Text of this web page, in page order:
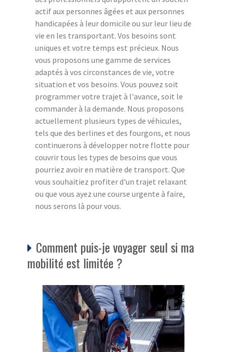
actif aux personnes âgées et aux personnes
handicapées à leur domicile ou sur leur lieu de
vie en les transportant. Vos besoins sont
uniques et votre temps est précieux. Nous
vous proposons une gamme de services
adaptés à vos circonstances de vie, votre
situation et vos besoins. Vous pouvez soit
programmer votre trajet à l'avance, soit le
commander à la demande. Nous proposons
actuellement plusieurs types de véhicules,
tels que des berlines et des fourgons, et nous
continuerons à développer notre flotte pour
couvrir tous les types de besoins que vous
pourriez avoir en matière de transport. Que
vous souhaitiez profiter d'un trajet relaxant
ou que vous ayez une course urgente à faire,
nous serons là pour vous.
Comment puis-je voyager seul si ma
mobilité est limitée ?